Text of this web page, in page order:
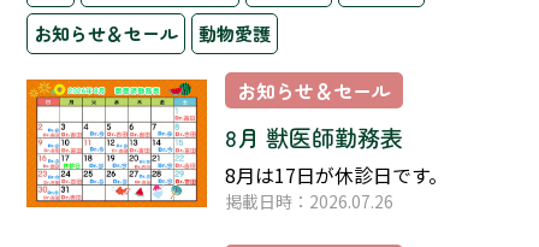
お知らせ＆セール
動物愛護
お知らせ＆セール
8月 獣医師勤務表
8月は17日が休診日です。
掲載日時：2026.07.26